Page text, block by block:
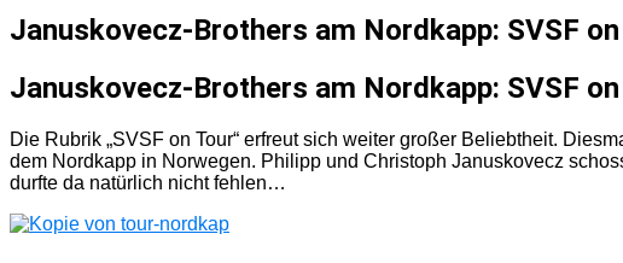
Januskovecz-Brothers am Nordkapp: SVSF
Januskovecz-Brothers am Nordkapp: SVSF
Die Rubrik „SVSF on Tour“ erfreut sich weiter großer Beliebtheit.
dem Nordkapp in Norwegen. Philipp und Christoph Januskovecz
durfte da natürlich nicht fehlen…